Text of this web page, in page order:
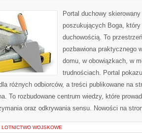
Portal duchowy
poszukujących Boga,
duchowością. To
pozbawiona praktycznego
domu, w obowiązkach, w
trudnościach. Portal
różnych odbiorców, a treści publikowane na
To rozbudowane centrum wiedzy, które
oraz odkrywania sensu. Nowości na
LOTNICTWO WOJSKOWE